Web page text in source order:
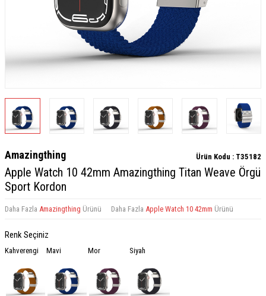
Amazingthing Ürün Kodu : T35182
Apple Watch 10 42mm Amazingthing Titan Weave Örgü
Sport Kordon
Daha Fazla Amazingthing Ürünü Daha Fazla Apple Watch 10 42mm Ürünü
Renk Seçiniz
Kahverengi Mavi Mor Siyah